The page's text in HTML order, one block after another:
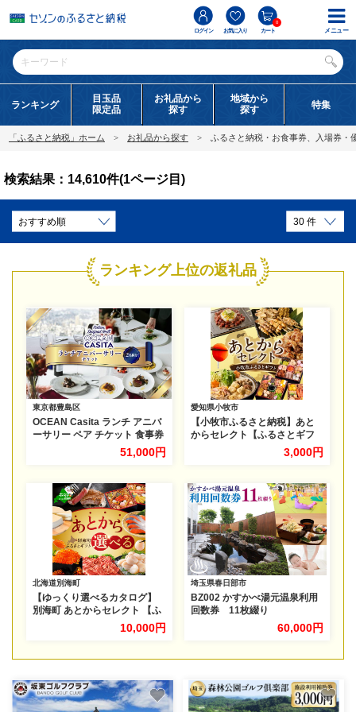
ログイン お気に入り カート
0
ランキング
目玉品
限定品
お礼品から
探す
地域から
探す
特集
「ふるさと納税」ホーム お礼品から探す ふるさと納税・お食事券、入場券・
検索結果：14,610件(1ページ目)
ランキング上位の返礼品
東京都豊島区
OCEAN Casita ランチ アニバ
ーサリー ペア チケット 食事券
ランチ イタリアン コース 絶景
記念日 池袋 豊島区 東京都
51,000円
愛知県小牧市
【小牧市ふるさと納税】あと
からセレクト【ふるさとギフ
ト】3,000円［AS03］3,000円
北海道別海町
【ゆっくり選べるカタログ】
別海町 あとからセレクト 【ふ
るさとギフト】 寄附1万円相当
あとから選べる！ ギフト いく
イス 【BY0000010】（ 後か
イント カタログギフト あとか
らカタログ あとからカタログ
10,000円
埼玉県春日部市
BZ002 かすかべ湯元温泉利用
回数券 11枚綴り
60,000円
メニュー